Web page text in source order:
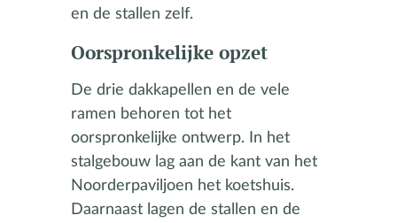
en de stallen zelf.
Oorspronkelijke opzet
De drie dakkapellen en de vele
ramen behoren tot het
oorspronkelijke ontwerp. In het
stalgebouw lag aan de kant van het
Noorderpaviljoen het koetshuis.
Daarnaast lagen de stallen en de